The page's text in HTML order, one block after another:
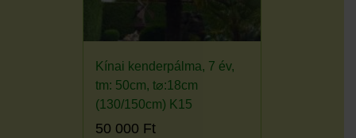
Kínai kenderpálma, 7 év,
tm: 50cm, t⌀:18cm
(130/150cm) K15
50 000 Ft